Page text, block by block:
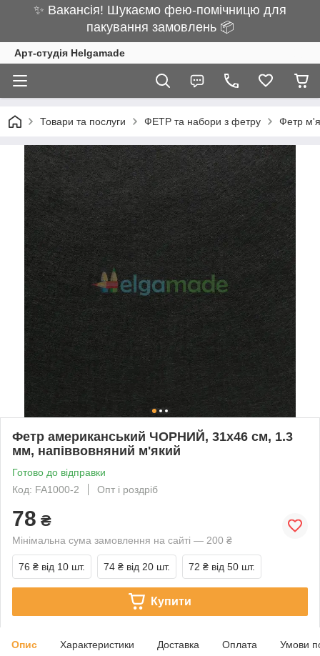
✨ Вакансія! Шукаємо фею-помічницю для
пакування замовлень 📦
Арт-студія Helgamade
Товари та послуги ФЕТР та набори з фетру Фетр
Фетр американський ЧОРНИЙ, 31x46 см, 1.3
мм, напіввовняний м'який
Готово до відправки
Код: FA1000-2
Опт і роздріб
78 ₴
Мінімальна сума замовлення на сайті — 200 ₴
76 ₴ від 10 шт. 74 ₴ від 20 шт. 72 ₴ від 50 шт.
Купити
Опис Характеристики Доставка Оплата Умови